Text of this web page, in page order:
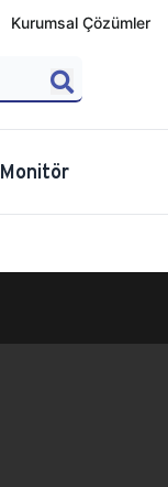
Kurumsal Çözümler
Monitör